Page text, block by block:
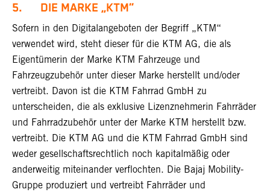
5. DIE MARKE „KTM“
Sofern in den Digitalangeboten der Begriff „KTM“
verwendet wird, steht dieser für die KTM AG, die als
Eigentümerin der Marke KTM Fahrzeuge und
Fahrzeugzubehör unter dieser Marke herstellt und/oder
vertreibt. Davon ist die KTM Fahrrad GmbH zu
unterscheiden, die als exklusive Lizenznehmerin Fahrräder
und Fahrradzubehör unter der Marke KTM herstellt bzw.
vertreibt. Die KTM AG und die KTM Fahrrad GmbH sind
weder gesellschaftsrechtlich noch kapitalmäßig oder
anderweitig miteinander verflochten. Die Bajaj Mobility-
Gruppe produziert und vertreibt Fahrräder und